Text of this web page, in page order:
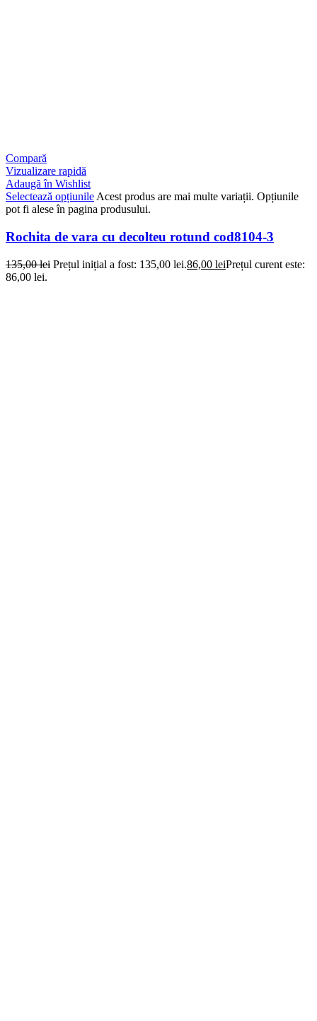
Compară
Vizualizare rapidă
Adaugă în Wishlist
Selectează opțiunile Acest produs are mai multe variații. Opțiunile
pot fi alese în pagina produsului.
Rochita de vara cu decolteu rotund cod8104-3
135,00lei Prețul inițial a fost: 135,00 lei.86,00 leiPrețul curent este:
86,00 lei.